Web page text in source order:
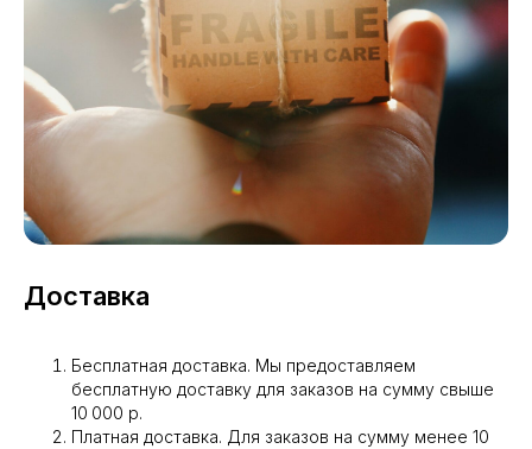
Доставка
Бесплатная доставка. Мы предоставляем
бесплатную доставку для заказов на сумму свыше
10 000 р.
Платная доставка. Для заказов на сумму менее 10